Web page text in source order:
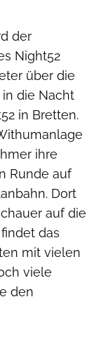
der
Night52
über die
die Nacht
in Bretten.
ihre
Runde auf
Dort
auf die
das
mit vielen
viele
den